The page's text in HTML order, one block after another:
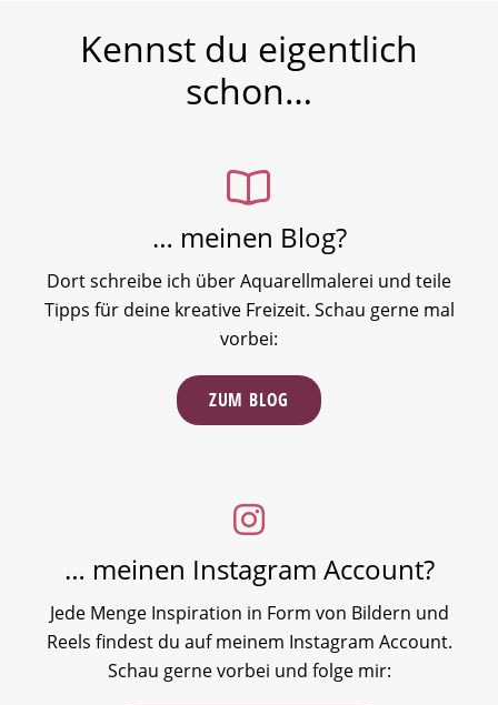
Kennst du eigentlich
schon…
… meinen Blog?
Dort schreibe ich über Aquarellmalerei und teile
Tipps für deine kreative Freizeit. Schau gerne mal
vorbei:
ZUM BLOG
… meinen Instagram Account?
Jede Menge Inspiration in Form von Bildern und
Reels findest du auf meinem Instagram Account.
Schau gerne vorbei und folge mir: